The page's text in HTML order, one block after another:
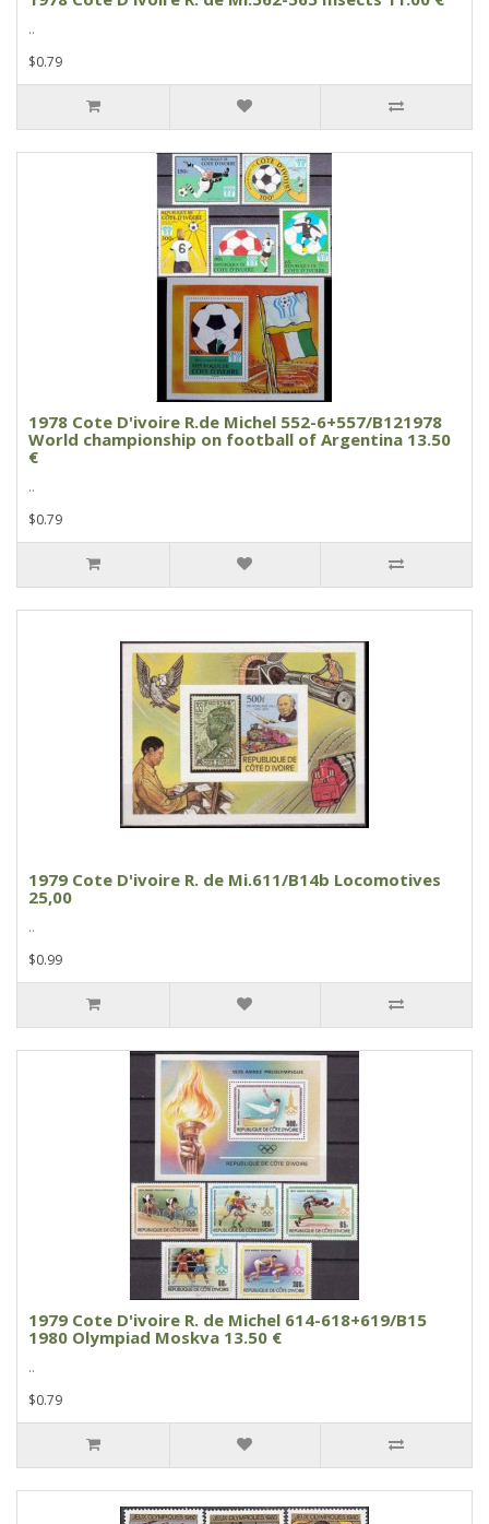
..
$0.79
1978 Cote D'ivoire R.de Michel 552-6+557/B121978
World championship on football of Argentina 13.50
€
..
$0.79
1979 Cote D'ivoire R. de Mi.611/B14b Locomotives
25,00
..
$0.99
1979 Cote D'ivoire R. de Michel 614-618+619/B15
1980 Olympiad Moskva 13.50 €
..
$0.79